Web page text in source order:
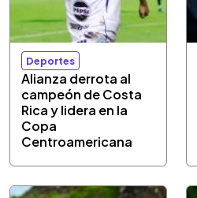
Deportes
Alianza derrota al
campeón de Costa
Rica y lidera en la
Copa
Centroamericana